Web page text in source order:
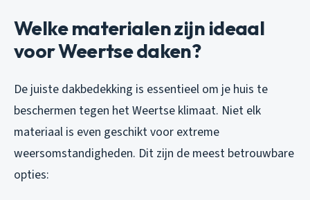
Welke materialen zijn ideaal
voor Weertse daken?
De juiste dakbedekking is essentieel om je huis te
beschermen tegen het Weertse klimaat. Niet elk
materiaal is even geschikt voor extreme
weersomstandigheden. Dit zijn de meest betrouwbare
opties: